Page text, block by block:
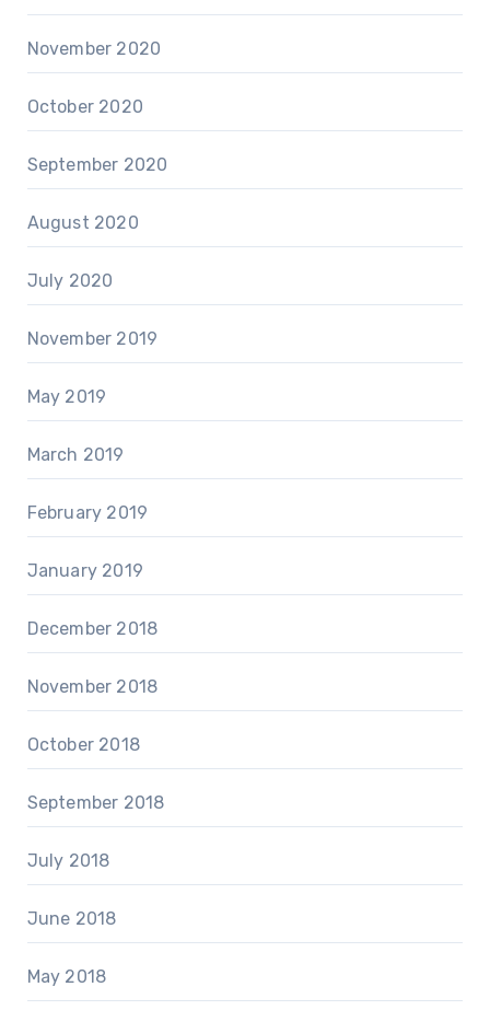
November 2020
October 2020
September 2020
August 2020
July 2020
November 2019
May 2019
March 2019
February 2019
January 2019
December 2018
November 2018
October 2018
September 2018
July 2018
June 2018
May 2018